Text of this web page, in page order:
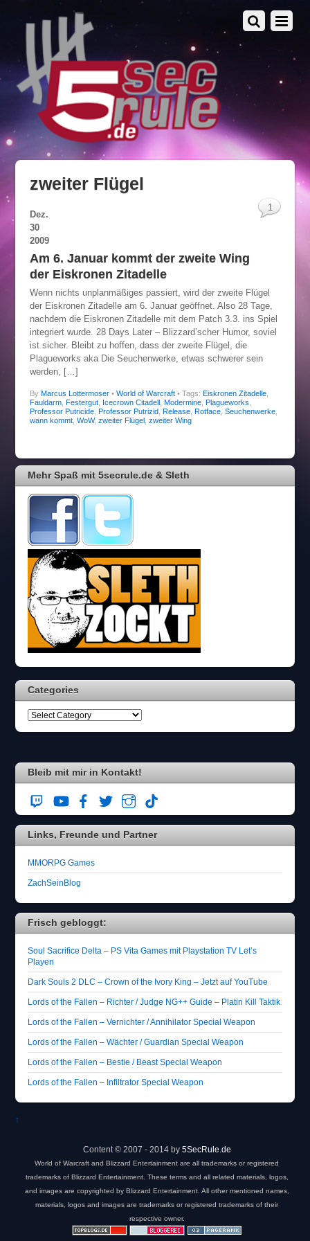
zweiter Flügel
Dez.
30
2009
Am 6. Januar kommt der zweite Wing
der Eiskronen Zitadelle
Wenn nichts unplanmäßiges passiert, wird der zweite Flügel
der Eiskronen Zitadelle am 6. Januar geöffnet. Also 28 Tage,
nachdem die Eiskronen Zitadelle mit dem Patch 3.3. ins Spiel
integriert wurde. 28 Days Later – Blizzard’scher Humor, soviel
ist sicher. Bleibt zu hoffen, dass der zweite Flügel, die
Plagueworks aka Die Seuchenwerke, etwas schwerer sein
werden, […]
By Marcus Lottermoser• World of Warcraft
1
• Tags: Eiskronen Zitadelle,
Fauldarm, Festergut, Icecrown Citadell, Modermine, Plagueworks
Professor Putricide, Professor Putrizid, Release, Rotface, Seuchenwerke,
wann kommt, WoW, zweiter Flügel, zweiter Wing
Mehr Spaß mit 5secrule.de & Sleth
Categories
Bleib mit mir in Kontakt!
Links, Freunde und Partner
MMORPG Games
ZachSeinBlog
Frisch gebloggt:
Soul Sacrifice Delta – PS Vita Games mit Playstation TV Let’s
Playen
Dark Souls 2 DLC – Crown of the Ivory King – Jetzt auf YouTube
Lords of the Fallen – Richter / Judge NG++ Guide – Platin Kill Taktik
Lords of the Fallen – Vernichter / Annihilator Special Weapon
Lords of the Fallen – Wächter / Guardian Special Weapon
Lords of the Fallen – Bestie / Beast Special Weapon
Lords of the Fallen – Infiltrator Special Weapon
↑
Content © 2007 - 2014 by 5SecRule.de
World of Warcraft and Blizzard Entertainment are all trademarks or registered
trademarks of Blizzard Entertainment. These terms and all related materials, logos,
and images are copyrighted by Blizzard Entertainment. All other mentioned names,
materials, logos and images are trademarks or registered trademarks of their
respective owner.